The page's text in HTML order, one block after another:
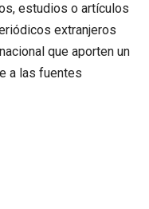
estudios o artículos
extranjeros
que aporten un
a las fuentes